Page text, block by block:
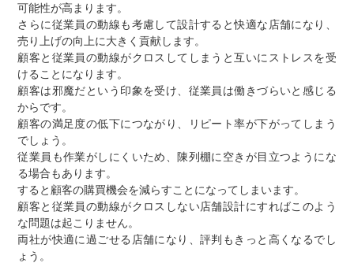
可能性が高まります。
さらに従業員の動線も考慮して設計すると快適な店舗になり、
売り上げの向上に大きく貢献します。
顧客と従業員の動線がクロスしてしまうと互いにストレスを受
けることになります。
顧客は邪魔だという印象を受け、従業員は働きづらいと感じる
からです。
顧客の満足度の低下につながり、リピート率が下がってしまう
でしょう。
従業員も作業がしにくいため、陳列棚に空きが目立つようにな
る場合もあります。
すると顧客の購買機会を減らすことになってしまいます。
顧客と従業員の動線がクロスしない店舗設計にすればこのよう
な問題は起こりません。
両社が快適に過ごせる店舗になり、評判もきっと高くなるでし
ょう。